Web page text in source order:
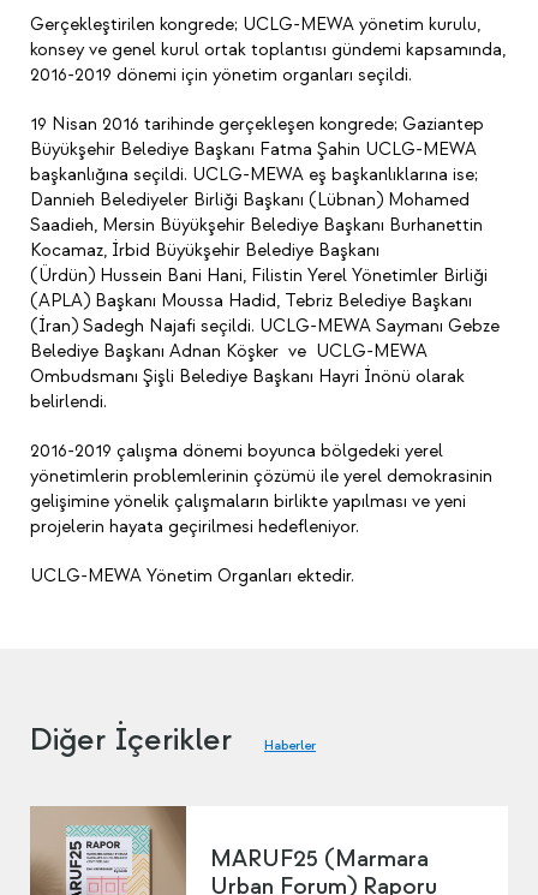
Gerçekleştirilen kongrede; UCLG-MEWA yönetim kurulu,
konsey ve genel kurul ortak toplantısı gündemi kapsamında,
2016-2019 dönemi için yönetim organları seçildi.
19 Nisan 2016 tarihinde gerçekleşen kongrede; Gaziantep
Büyükşehir Belediye Başkanı Fatma Şahin UCLG-MEWA
başkanlığına seçildi. UCLG-MEWA eş başkanlıklarına ise;
Dannieh Belediyeler Birliği Başkanı (Lübnan) Mohamed
Saadieh, Mersin Büyükşehir Belediye Başkanı Burhanettin
Kocamaz, İrbid Büyükşehir Belediye Başkanı
(Ürdün) Hussein Bani Hani, Filistin Yerel Yönetimler Birliği
(APLA) Başkanı Moussa Hadid, Tebriz Belediye Başkanı
(İran) Sadegh Najafi seçildi. UCLG-MEWA Saymanı Gebze
Belediye Başkanı Adnan Köşker ve UCLG-MEWA
Ombudsmanı Şişli Belediye Başkanı Hayri İnönü olarak
belirlendi.
2016-2019 çalışma dönemi boyunca bölgedeki yerel
yönetimlerin problemlerinin çözümü ile yerel demokrasinin
gelişimine yönelik çalışmaların birlikte yapılması ve yeni
projelerin hayata geçirilmesi hedefleniyor.
UCLG-MEWA Yönetim Organları ektedir.
Diğer İçerikler Haberler
MARUF25 (Marmara
Urban Forum) Raporu